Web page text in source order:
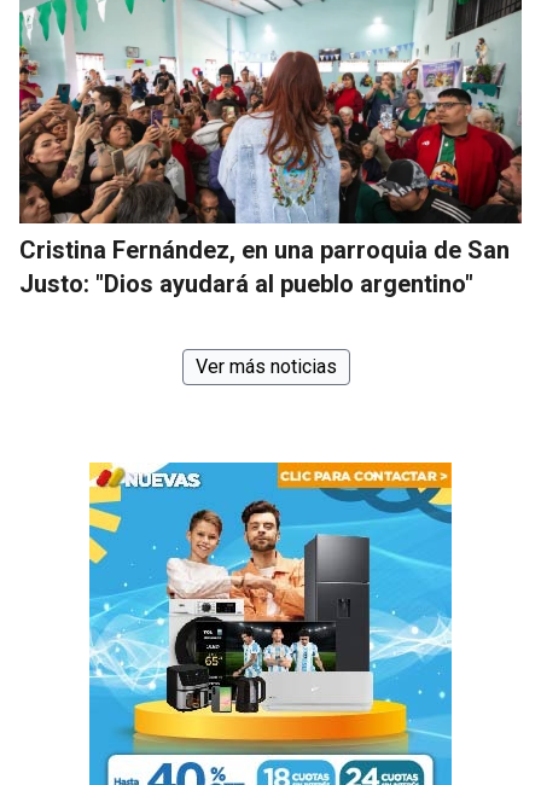
Cristina Fernández, en una parroquia de San
Justo: "Dios ayudará al pueblo argentino"
Ver más noticias